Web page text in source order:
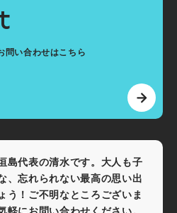
問い合わせはこちら
島代表の清水です。大人も子
、忘れられない最高の思い出
う！ご不明なところございま